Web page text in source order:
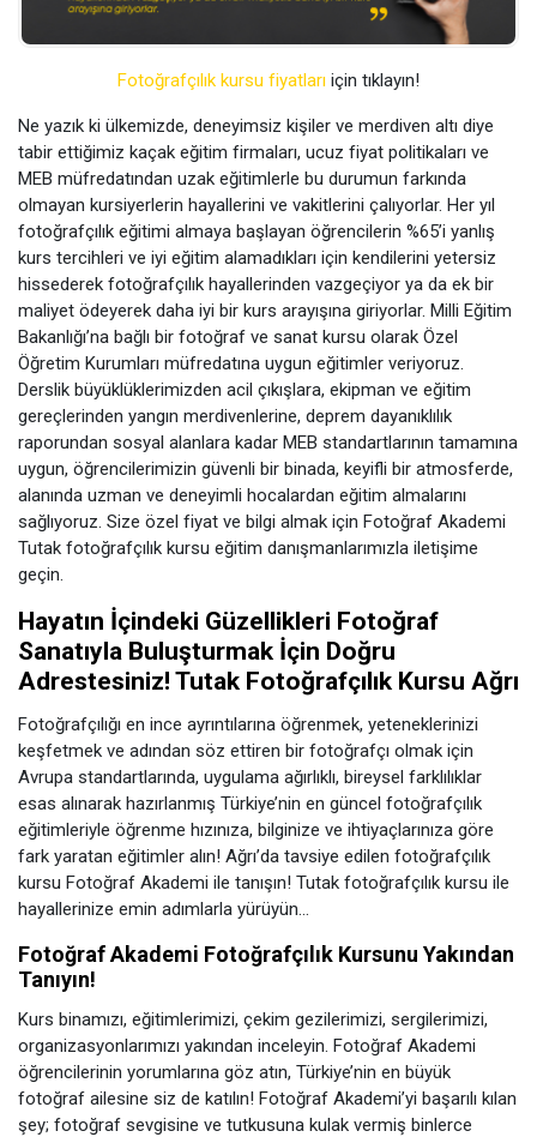
Fotoğrafçılık kursu fiyatları için tıklayın!
Ne yazık ki ülkemizde, deneyimsiz kişiler ve merdiven altı diye
tabir ettiğimiz kaçak eğitim firmaları, ucuz fiyat politikaları ve
MEB müfredatından uzak eğitimlerle bu durumun farkında
olmayan kursiyerlerin hayallerini ve vakitlerini çalıyorlar. Her yıl
fotoğrafçılık eğitimi almaya başlayan öğrencilerin %65’i yanlış
kurs tercihleri ve iyi eğitim alamadıkları için kendilerini yetersiz
hissederek fotoğrafçılık hayallerinden vazgeçiyor ya da ek bir
maliyet ödeyerek daha iyi bir kurs arayışına giriyorlar. Milli Eğitim
Bakanlığı’na bağlı bir fotoğraf ve sanat kursu olarak Özel
Öğretim Kurumları müfredatına uygun eğitimler veriyoruz.
Derslik büyüklüklerimizden acil çıkışlara, ekipman ve eğitim
gereçlerinden yangın merdivenlerine, deprem dayanıklılık
raporundan sosyal alanlara kadar MEB standartlarının tamamına
uygun, öğrencilerimizin güvenli bir binada, keyifli bir atmosferde,
alanında uzman ve deneyimli hocalardan eğitim almalarını
sağlıyoruz. Size özel fiyat ve bilgi almak için Fotoğraf Akademi
Tutak fotoğrafçılık kursu eğitim danışmanlarımızla iletişime
geçin.
Hayatın İçindeki Güzellikleri Fotoğraf
Sanatıyla Buluşturmak İçin Doğru
Adrestesiniz! Tutak Fotoğrafçılık Kursu Ağrı
Fotoğrafçılığı en ince ayrıntılarına öğrenmek, yeteneklerinizi
keşfetmek ve adından söz ettiren bir fotoğrafçı olmak için
Avrupa standartlarında, uygulama ağırlıklı, bireysel farklılıklar
esas alınarak hazırlanmış Türkiye’nin en güncel fotoğrafçılık
eğitimleriyle öğrenme hızınıza, bilginize ve ihtiyaçlarınıza göre
fark yaratan eğitimler alın! Ağrı’da tavsiye edilen fotoğrafçılık
kursu Fotoğraf Akademi ile tanışın! Tutak fotoğrafçılık kursu ile
hayallerinize emin adımlarla yürüyün…
Fotoğraf Akademi Fotoğrafçılık Kursunu Yakından
Tanıyın!
Kurs binamızı, eğitimlerimizi, çekim gezilerimizi, sergilerimizi,
organizasyonlarımızı yakından inceleyin. Fotoğraf Akademi
öğrencilerinin yorumlarına göz atın, Türkiye’nin en büyük
fotoğraf ailesine siz de katılın! Fotoğraf Akademi’yi başarılı kılan
şey; fotoğraf sevgisine ve tutkusuna kulak vermiş binlerce